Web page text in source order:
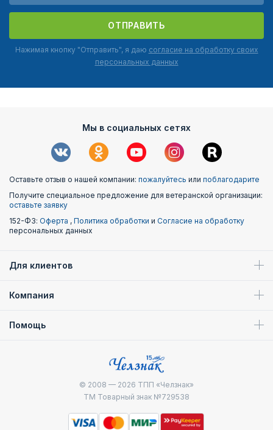
ОТПРАВИТЬ
Нажимая кнопку "Отправить", я даю согласие на обработку своих
персональных данных
Мы в социальных сетях
Оставьте отзыв о нашей компании: пожалуйтесь или поблагодарите
Получите специальное предложение для ветеранской организации:
оставьте заявку
152-ФЗ: Оферта , Политика обработки и Согласие на обработку
персональных данных
Для клиентов
Компания
Помощь
© 2008 — 2026 ТПП «Челзнак»
ТМ Товарный знак №729538